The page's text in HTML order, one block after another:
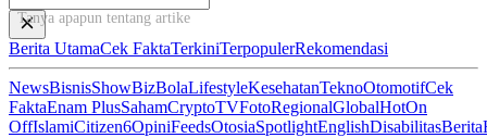
Tanya apapun tentang artikel ini...
Berita UtamaCek FaktaTerkiniTerpopulerRekomendasi
NewsBisnisShowBizBolaLifestyleKesehatanTeknoOtomotifCek
FaktaEnam PlusSahamCryptoTVFotoRegionalGlobalHotOn
OffIslamiCitizen6OpiniFeedsOtosiaSpotlightEnglishDisabilitasBerita